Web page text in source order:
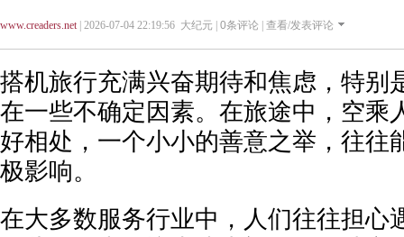
www.creaders.net| 2026-07-04 22:19:56 大纪元 | 0条评论 | 查看/发表评论
搭机旅行充满兴奋期待和焦虑，特别
在一些不确定因素。在旅途中，空乘
好相处，一个小小的善意之举，往往
极影响。
在大多数服务行业中，人们往往担心